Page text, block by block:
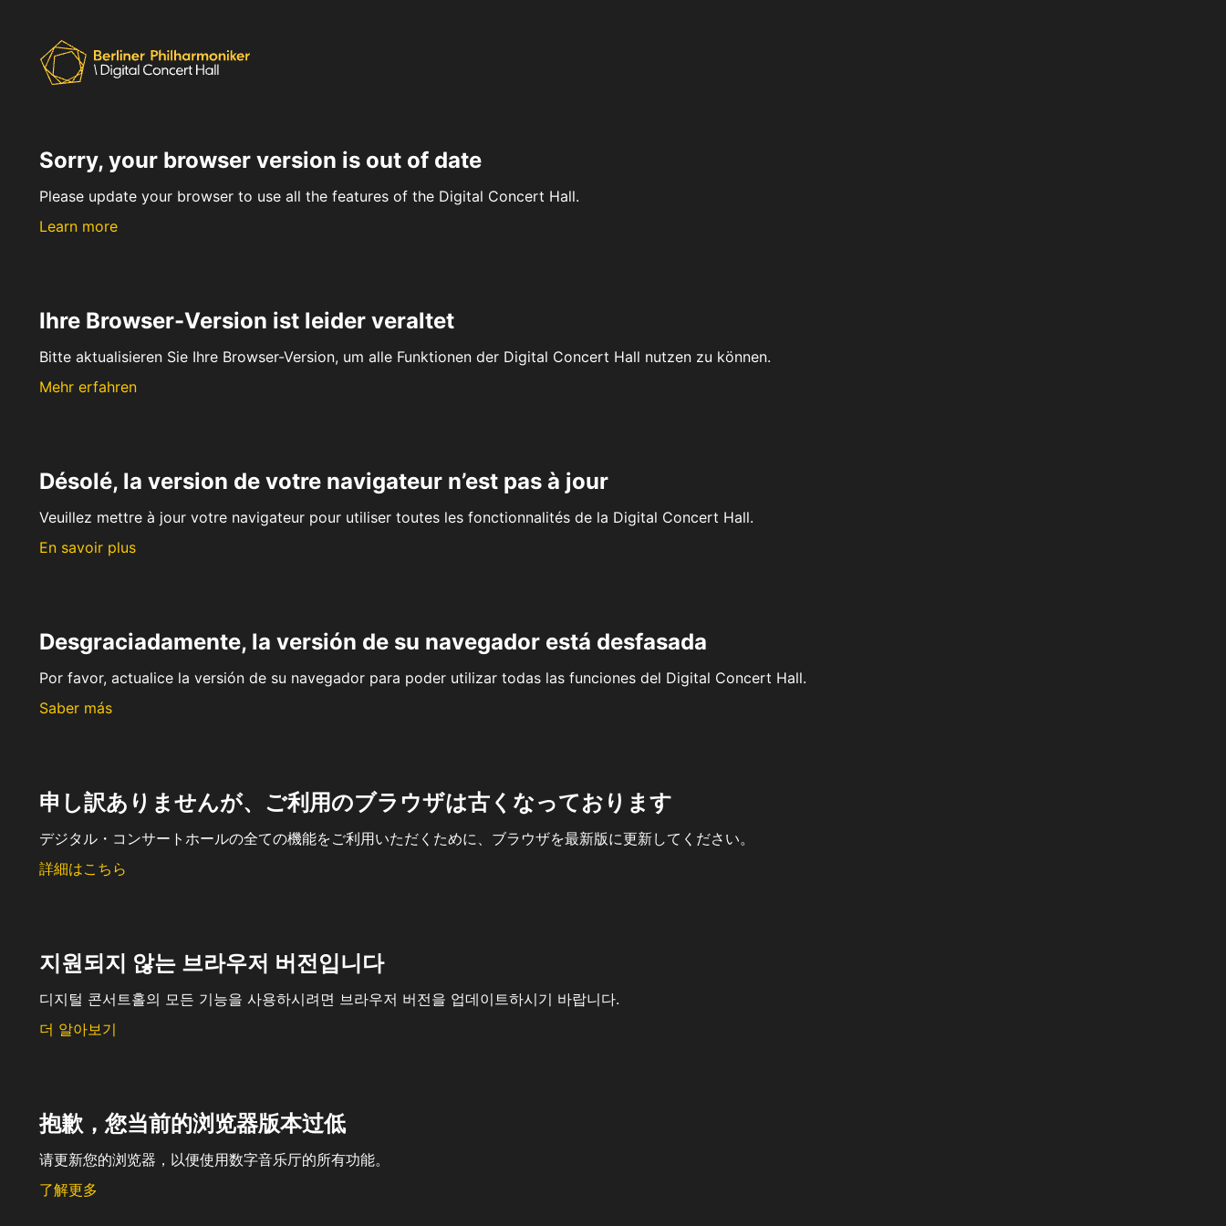
Sorry, your browser version is out of date
Please update your browser to use all the features of the Digital Concert Hall.
Learn more
Ihre Browser-Version ist leider veraltet
Bitte aktualisieren Sie Ihre Browser-Version, um alle Funktionen der Digital Concert Hall nutzen zu können.
Mehr erfahren
Désolé, la version de votre navigateur n’est pas à jour
Veuillez mettre à jour votre navigateur pour utiliser toutes les fonctionnalités de la Digital Concert Hall.
En savoir plus
Desgraciadamente, la versión de su navegador está desfasada
Por favor, actualice la versión de su navegador para poder utilizar todas las funciones del Digital Concert Hall.
Saber más
申し訳ありませんが、ご利用のブラウザは古くなっております
デジタル・コンサートホールの全ての機能をご利用いただくために、ブラウザを最新版に更新してください。
詳細はこちら
지원되지 않는 브라우저 버전입니다
디지털 콘서트홀의 모든 기능을 사용하시려면 브라우저 버전을 업데이트하시기 바랍니다.
더 알아보기
抱歉，您当前的浏览器版本过低
请更新您的浏览器，以便使用数字音乐厅的所有功能。
了解更多